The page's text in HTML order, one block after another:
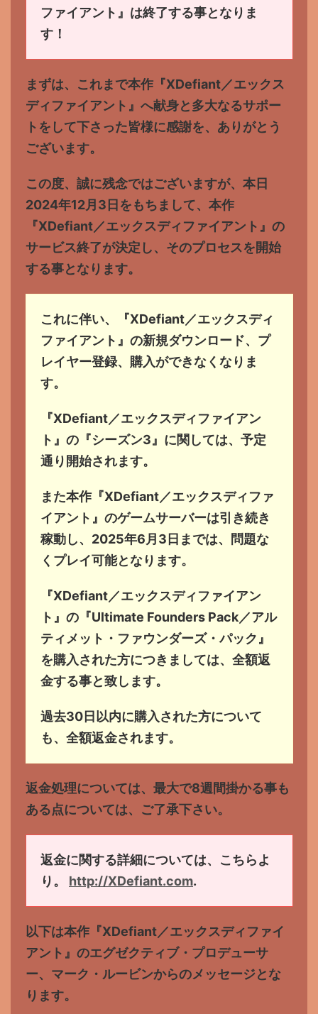
ファイアント』は終了する事となりま
す！
まずは、これまで本作『XDefiant／エックス
ディファイアント』へ献身と多大なるサポー
トをして下さった皆様に感謝を、ありがとう
ございます。
この度、誠に残念ではございますが、本日
2024年12月3日をもちまして、本作
『XDefiant／エックスディファイアント』の
サービス終了が決定し、そのプロセスを開始
する事となります。
これに伴い、『XDefiant／エックスディ
ファイアント』の新規ダウンロード、プ
レイヤー登録、購入ができなくなりま
す。
『XDefiant／エックスディファイアン
ト』の『シーズン3』に関しては、予定
通り開始されます。
また本作『XDefiant／エックスディファ
イアント』のゲームサーバーは引き続き
稼動し、2025年6月3日までは、問題な
くプレイ可能となります。
『XDefiant／エックスディファイアン
ト』の『Ultimate Founders Pack／アル
ティメット・ファウンダーズ・パック』
を購入された方につきましては、全額返
金する事と致します。
過去30日以内に購入された方について
も、全額返金されます。
返金処理については、最大で8週間掛かる事も
ある点については、ご了承下さい。
返金に関する詳細については、こちらよ
り。
http://XDefiant.com.
以下は本作『XDefiant／エックスディファイ
アント』のエグゼクティブ・プロデューサ
ー、マーク・ルービンからのメッセージとな
ります。